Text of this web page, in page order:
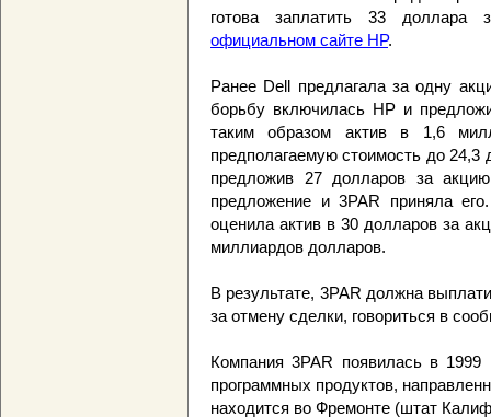
готова заплатить 33
официальном сайте HP.
Ранее Dell предлагала за одну
борьбу включилась HP и
таким образом актив в 1,6
предполагаемую стоимость до
предложив 27 долларов за
предложение и 3PAR приняла
оценила актив в 30 долларов за
миллиардов долларов.
В результате, 3PAR должна
за отмену сделки, говориться в
Компания 3PAR появилась в 1999
программных продуктов,
находится во Фремонте (штат